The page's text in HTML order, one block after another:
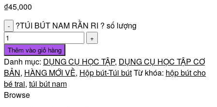
₫45,000
?TÚI BÚT NAM RẰN RI ? số lượng
Thêm vào giỏ hàng
Danh mục: DỤNG CỤ HỌC TẬP, DỤNG CỤ HỌC TẬP CƠ
BẢN, HÀNG MỚI VỀ, Hộp bút-Túi bútTừ khóa: hộp bút cho
bé trai, túi bút nam
Browse